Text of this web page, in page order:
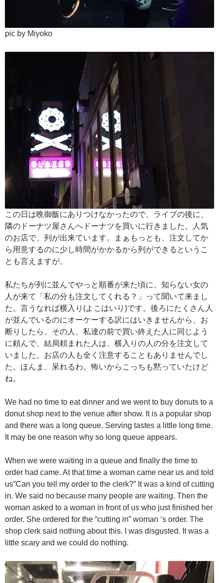
pic by Miyoko
この日は晩御飯にありつけなかったので、ライブの後に、
隣のドーナツ屋さんへドーナツを買いに行きました。人気
のお店で、列が出来ています。まぁもっとも、注文してか
ら用意するのに少し時間がかかるから列ができるというこ
とも言えますが。
私たちが列に並んでやっと順番が来た頃に、知らない女の
人が来て「私の分も注文してくれる？」って聞いて来まし
た。言うなれば横入り(よこはいり)です。後ろにたくさん人
が並んでいるのにオーケーする訳にはいきませんから、お
断りしたら、その人、私達の前で買い終えた人に同じよう
に頼んで、結局頼まれた人は、横入りの人の分を注文して
いました。お店の人も全く注意することもありませんでし
た。ほんま、呆れるわ。怖いからこっちも黙っていたけど
ね。
We had no time to eat dinner and we went to buy donuts to a
donut shop next to the venue after show. It is a popular shop
and there was a long queue. Serving tastes a little long time.
It may be one reason why so long queue appears.
When we were waiting in a queue and finally the time to
order had came. At that time a woman came near us and told
us”Can you tell my order to the clerk?” It was a kind of cutting
in. We said no because many people are waiting. Then the
woman asked to a woman in front of us who just finished her
order. She ordered for the “cutting in” woman ‘s order. The
shop clerk said nothing about this. I was disgusted. It was a
little scary and we could do nothing.